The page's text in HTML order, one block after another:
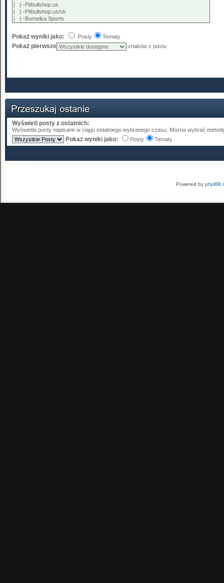
Pokaż wyniki jako: Posty Tematy
Pokaż pierwsze znaków z postu
Wyświetl posty z ostatnich:
Wyświetla posty napisane w ciągu ostatniego wybranego czasu. Można wybrać
Pokaż wyniki jako: Posty Tematy
Powered by phpBB